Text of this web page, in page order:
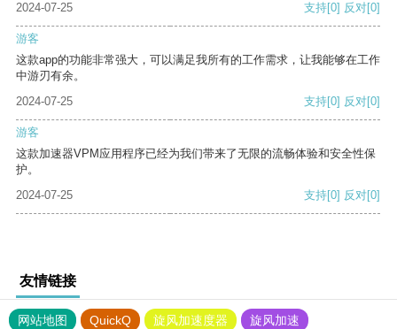
2024-07-25 支持[0] 反对[0]
游客
这款app的功能非常强大，可以满足我所有的工作需求，让我能够在工作
中游刃有余。
2024-07-25
支持[0] 反对[0]
游客
这款加速器VPM应用程序已经为我们带来了无限的流畅体验和安全性保
护。
2024-07-25
支持[0] 反对[0]
友情链接
网站地图 QuickQ 旋风加速度器
旋风加速